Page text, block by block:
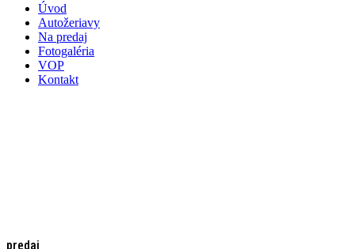
Úvod
Autožeriavy
Na predaj
Fotogaléria
VOP
Kontakt
predaj